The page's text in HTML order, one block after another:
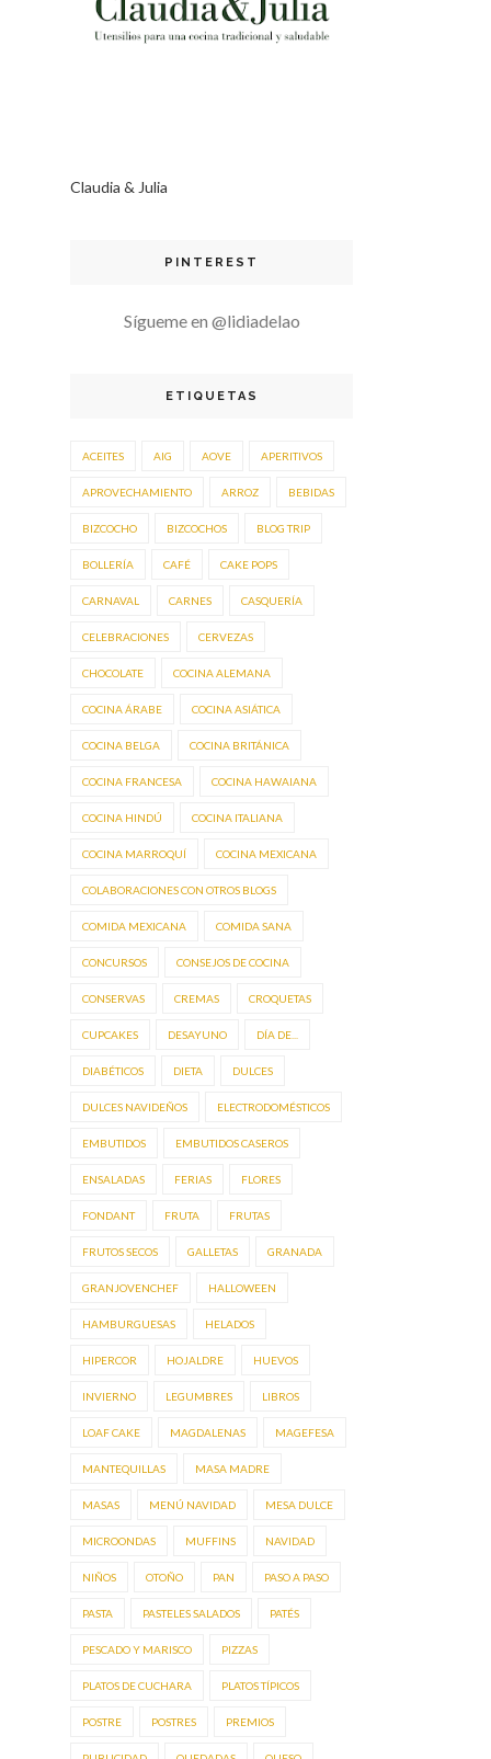
Claudia & Julia
PINTEREST
Sígueme en @lidiadelao
ETIQUETAS
ACEITES AIG AOVE APERITIVOS
APROVECHAMIENTO ARROZ BEBIDAS
BIZCOCHO BIZCOCHOS BLOG TRIP
BOLLERÍA CAFÉ CAKE POPS
CARNAVAL CARNES CASQUERÍA
CELEBRACIONES CERVEZAS
CHOCOLATE COCINA ALEMANA
COCINA ÁRABE COCINA ASIÁTICA
COCINA BELGA COCINA BRITÁNICA
COCINA FRANCESA COCINA HAWAIANA
COCINA HINDÚ COCINA ITALIANA
COCINA MARROQUÍ COCINA MEXICANA
COLABORACIONES CON OTROS BLOGS
COMIDA MEXICANA COMIDA SANA
CONCURSOS CONSEJOS DE COCINA
CONSERVAS CREMAS CROQUETAS
CUPCAKES DESAYUNO DÍA DE...
DIABÉTICOS DIETA DULCES
DULCES NAVIDEÑOS ELECTRODOMÉSTICOS
EMBUTIDOS EMBUTIDOS CASEROS
ENSALADAS FERIAS FLORES
FONDANT FRUTA FRUTAS
FRUTOS SECOS GALLETAS GRANADA
GRANJOVENCHEF HALLOWEEN
HAMBURGUESAS HELADOS
HIPERCOR HOJALDRE HUEVOS
INVIERNO LEGUMBRES LIBROS
LOAF CAKE MAGDALENAS MAGEFESA
MANTEQUILLAS MASA MADRE
MASAS MENÚ NAVIDAD MESA DULCE
MICROONDAS MUFFINS NAVIDAD
NIÑOS OTOÑO PAN PASO A PASO
PASTA PASTELES SALADOS PATÉS
PESCADO Y MARISCO PIZZAS
PLATOS DE CUCHARA PLATOS TÍPICOS
POSTRE POSTRES PREMIOS